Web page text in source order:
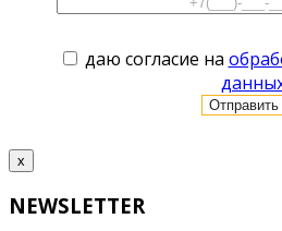
даю согласие на
x
NEWSLETTER